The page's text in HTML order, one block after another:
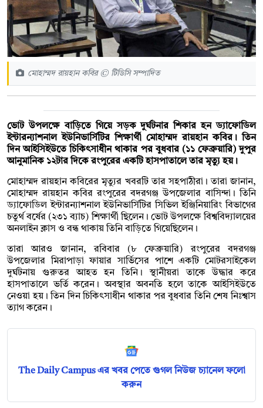
মোহাম্মদ রায়হান কবির © টিডিসি সম্পাদিত
ভোট উপলক্ষে বাড়িতে গিয়ে সড়ক দুর্ঘটনার শিকার হন ড্যাফোডিল
ইন্টারন্যাশনাল ইউনিভার্সিটির শিক্ষার্থী মোহাম্মদ রায়হান কবির। তিন
দিন আইসিইউতে চিকিৎসাধীন থাকার পর বুধবার (১১ ফেব্রুয়ারি) দুপুর
আনুমানিক ১২টার দিকে রংপুরের একটি হাসপাতালে তার মৃত্যু হয়।
মোহাম্মদ রায়হান কবিরের মৃত্যুর খবরটি তার সহপাঠীরা। তারা জানান,
মোহাম্মদ রায়হান কবির রংপুরের বদরগঞ্জ উপজেলার বাসিন্দা। তিনি
ড্যাফোডিল ইন্টারন্যাশনাল ইউনিভার্সিটির সিভিল ইঞ্জিনিয়ারিং বিভাগের
চতুর্থ বর্ষের (২৩১ ব্যাচ) শিক্ষার্থী ছিলেন। ভোট উপলক্ষে বিশ্ববিদ্যালয়ের
অনলাইন ক্লাস ও বন্ধ থাকায় তিনি বাড়িতে গিয়েছিলেন।
তারা আরও জানান, রবিবার (৮ ফেব্রুয়ারি) রংপুরের বদরগঞ্জ
উপজেলার মিরাপাড়া ফায়ার সার্ভিসের পাশে একটি মোটরসাইকেল
দুর্ঘটনায় গুরুতর আহত হন তিনি। স্থানীয়রা তাকে উদ্ধার করে
হাসপাতালে ভর্তি করেন। অবস্থার অবনতি হলে তাকে আইসিইউতে
নেওয়া হয়। তিন দিন চিকিৎসাধীন থাকার পর বুধবার তিনি শেষ নিঃশ্বাস
ত্যাগ করেন।
The Daily Campus এর খবর পেতে গুগল নিউজ চ্যানেল ফলো
করুন